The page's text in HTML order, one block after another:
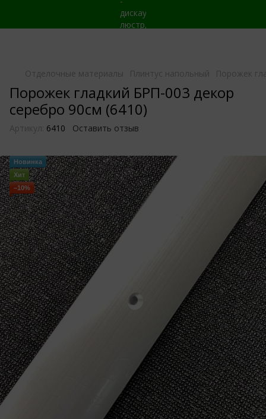
Отделочные материалы Плинтус напольный Порожек
Порожек гладкий БРП-003 декор
серебро 90см (6410)
Артикул: 6410 Оставить отзыв
Новинка
Хит
−10%